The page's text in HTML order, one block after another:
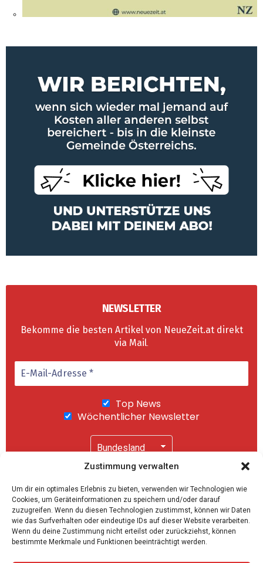
Zustimmung verwalten
Um dir ein optimales Erlebnis zu bieten, verwenden wir Technologien wie
Cookies, um Geräteinformationen zu speichern und/oder darauf
zuzugreifen. Wenn du diesen Technologien zustimmst, können wir Daten
wie das Surfverhalten oder eindeutige IDs auf dieser Website verarbeiten.
Wenn du deine Zustimmung nicht erteilst oder zurückziehst, können
bestimmte Merkmale und Funktionen beeinträchtigt werden.
NEWSLETTER
Bekomme die besten Artikel von NeueZeit.at direkt
via Mail.
Top News
Wöchentlicher Newsletter
"Abonnieren" akzeptierst Du unsere
Datenschutzerklärung.